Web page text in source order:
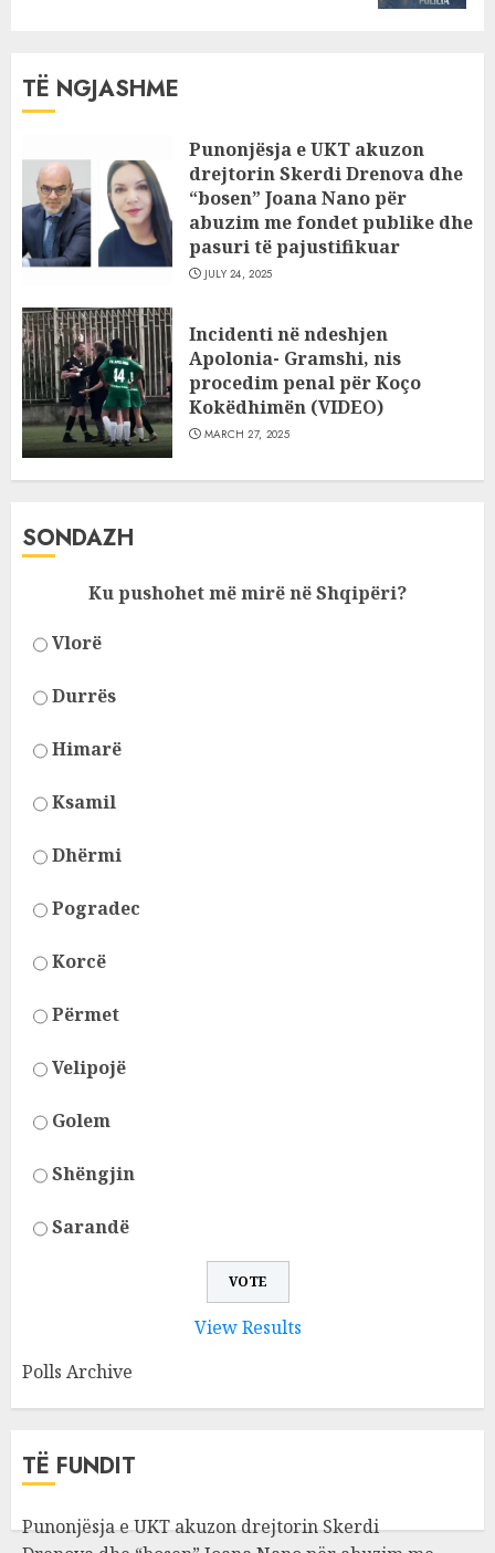
TË NGJASHME
Punonjësja e UKT akuzon
drejtorin Skerdi Drenova dhe
“bosen” Joana Nano për
abuzim me fondet publike dhe
pasuri të pajustifikuar
JULY 24, 2025
Incidenti në ndeshjen
Apolonia- Gramshi, nis
procedim penal për Koço
Kokëdhimën (VIDEO)
MARCH 27, 2025
SONDAZH
Ku pushohet më mirë në Shqipëri?
Vlorë
Durrës
Himarë
Ksamil
Dhërmi
Pogradec
Korcë
Përmet
Velipojë
Golem
Shëngjin
Sarandë
View Results
Polls Archive
TË FUNDIT
Punonjësja e UKT akuzon drejtorin Skerdi